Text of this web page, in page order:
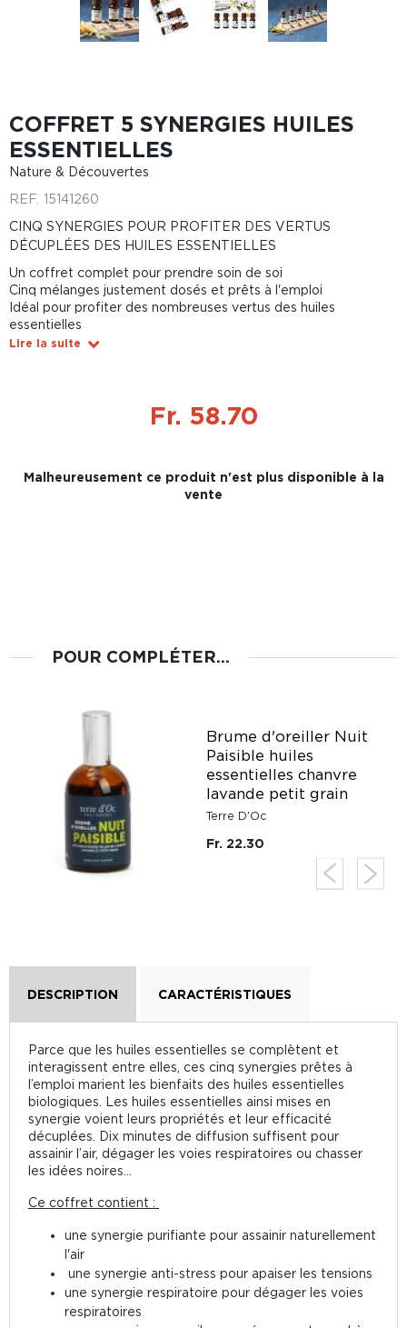
COFFRET 5 SYNERGIES HUILES
ESSENTIELLES
Nature & Découvertes
REF. 15141260
CINQ SYNERGIES POUR PROFITER DES VERTUS
DÉCUPLÉES DES HUILES ESSENTIELLES
Un coffret complet pour prendre soin de soi
Cinq mélanges justement dosés et prêts à l'emploi
Idéal pour profiter des nombreuses vertus des huiles
essentielles
Lire la suite
Fr. 58.70
Malheureusement ce produit n'est plus disponible à la
vente
POUR COMPLÉTER...
Brume d'oreiller Nuit
Paisible huiles
essentielles chanvre
lavande petit grain
Terre D'Oc
Fr. 22.30
DESCRIPTION CARACTÉRISTIQUES
Parce que les huiles essentielles se complètent et
interagissent entre elles, ces cinq synergies prêtes à
l’emploi marient les bienfaits des huiles essentielles
biologiques. Les huiles essentielles ainsi mises en
synergie voient leurs propriétés et leur efficacité
décuplées. Dix minutes de diffusion suffisent pour
assainir l’air, dégager les voies respiratoires ou chasser
les idées noires...
Ce coffret contient :
une synergie purifiante pour assainir naturellement
l'air
une synergie anti-stress pour apaiser les tensions
une synergie respiratoire pour dégager les voies
respiratoires